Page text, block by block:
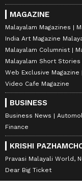
MAGAZINE
Malayalam Magazines
India Art Magazine
Malayalam Columnist
Malayalam Short Stories
Web Exclusive Magazine
Video Cafe Magazine
BUSINESS
Business News
Finance
KRISHI
Pravasi Malayali World,
Dear Big Ticket